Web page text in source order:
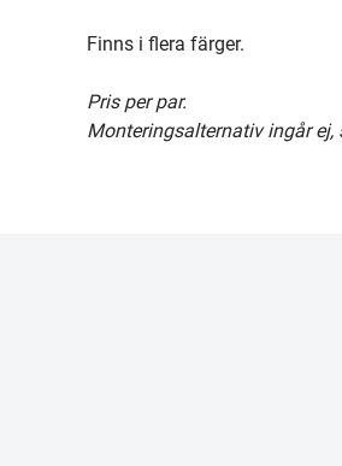
Finns i flera färger.
Pris per par.
Monteringsalternativ ingår ej,